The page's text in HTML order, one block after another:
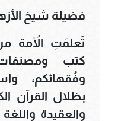
فضيلة شيخ
تَعلمَتِ الأُمة
كتب
وفُقهائكم،
بظلال القرآن
والعقيدة واللغة